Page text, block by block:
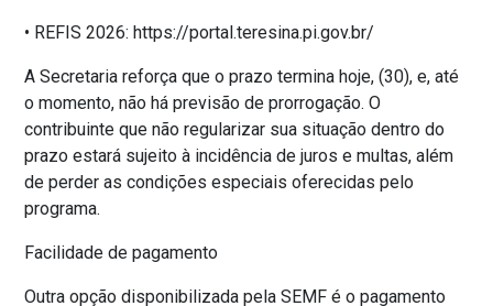
• REFIS 2026: https://portal.teresina.pi.gov.br/
A Secretaria reforça que o prazo termina hoje, (30), e, até
o momento, não há previsão de prorrogação. O
contribuinte que não regularizar sua situação dentro do
prazo estará sujeito à incidência de juros e multas, além
de perder as condições especiais oferecidas pelo
programa.
Facilidade de pagamento
Outra opção disponibilizada pela SEMF é o pagamento